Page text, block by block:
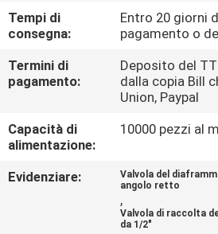
CONTATTICI
RICHIEDA
UNA
CITAZIONE
VR
Tempi di
consegna:
Entro 20 giorni
pagamento o
Termini di
pagamento:
Deposito del
dalla copia Bill
Union, Paypal
Capacità di
alimentazione:
10000 pezzi al
Evidenziare:
Valvola del
angolo retto
,
Valvola di raccolta
da 1/2"